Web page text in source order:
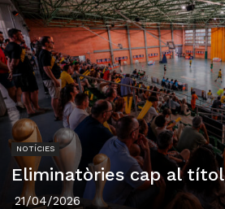
NOTÍCIES
Eliminatòries cap al títol
21/04/2026